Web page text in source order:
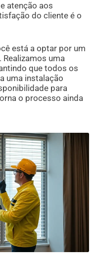
atenção aos
do cliente é o
está a optar por um
uma
que todos os
uma instalação
para
o processo ainda